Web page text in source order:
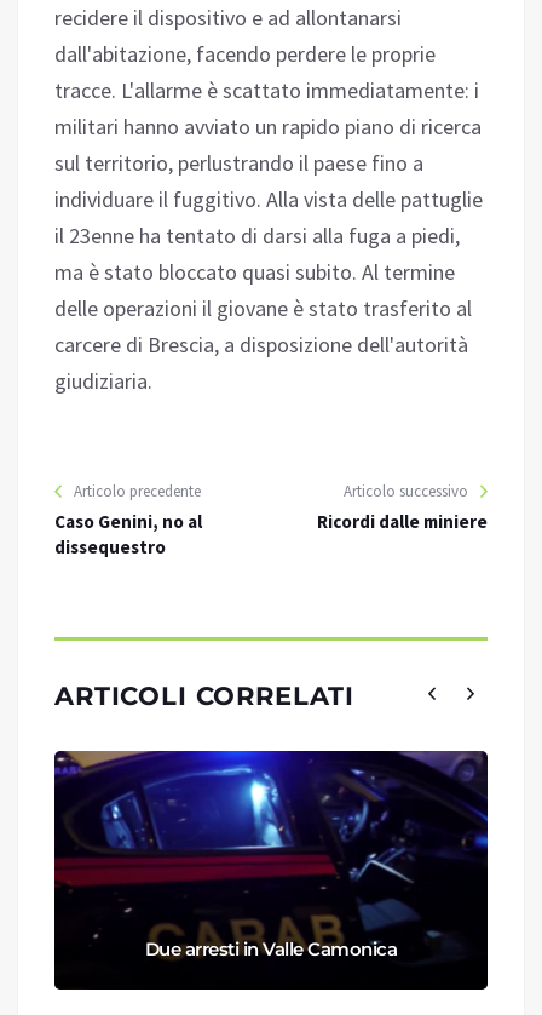
recidere il dispositivo e ad allontanarsi
dall'abitazione, facendo perdere le proprie
tracce. L'allarme è scattato immediatamente: i
militari hanno avviato un rapido piano di ricerca
sul territorio, perlustrando il paese fino a
individuare il fuggitivo. Alla vista delle pattuglie
il 23enne ha tentato di darsi alla fuga a piedi,
ma è stato bloccato quasi subito. Al termine
delle operazioni il giovane è stato trasferito al
carcere di Brescia, a disposizione dell'autorità
giudiziaria.
Articolo precedente
Caso Genini, no al
dissequestro
Articolo successivo
Ricordi dalle miniere
ARTICOLI CORRELATI
Due arresti in Valle Camonica